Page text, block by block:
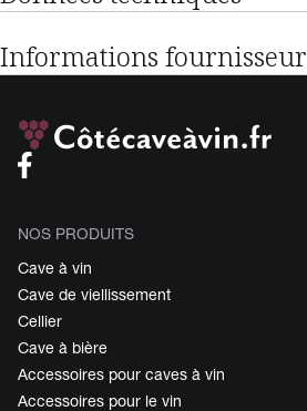
Informations fournisseur
NOS PRODUITS
Cave à vin
Cave de viellissement
Cellier
Cave à bière
Accessoires pour caves à vin
Accessoires pour le vin